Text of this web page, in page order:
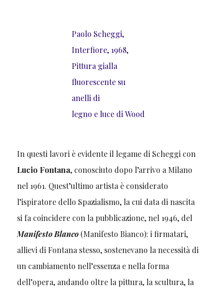
Paolo Scheggi,
Interfiore, 1968,
Pittura gialla
fluorescente su
anelli di
legno e luce di Wood
In questi lavori è evidente il legame di Scheggi con
Lucio Fontana, conosciuto dopo l’arrivo a Milano
nel 1961. Quest’ultimo artista è considerato
l’ispiratore dello Spazialismo, la cui data di nascita
si fa coincidere con la pubblicazione, nel 1946, del
Manifesto Blanco(Manifesto Bianco): i firmatari,
allievi di Fontana stesso, sostenevano la necessità di
un cambiamento nell’essenza e nella forma
dell’opera, andando oltre la pittura, la scultura, la